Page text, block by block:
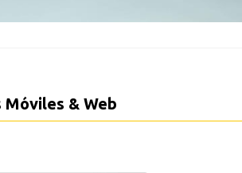
Móviles & Web